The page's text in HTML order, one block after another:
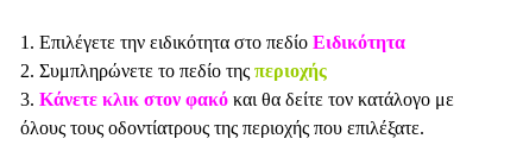
1. Επιλέγετε την ειδικότητα στο πεδίο Ειδικότητα
2. Συμπληρώνετε το πεδίο της περιοχής
3. Κάνετε κλικ στον φακό και θα δείτε τον κατάλογο με
όλους τους οδοντίατρους της περιοχής που επιλέξατε.